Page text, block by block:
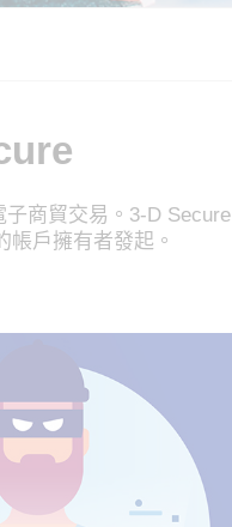
商貿交易。3-D Secure
戶擁有者發起。